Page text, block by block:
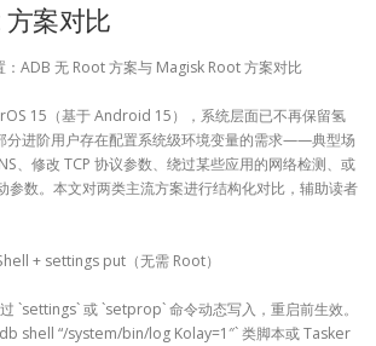
案对比
：ADB 无 Root 方案与 Magisk Root 方案对比
15（基于 Android 15），系统层面已不再保留氢
分进阶用户存在配置系统级环境变量的需求——典型场
、修改 TCP 协议参数、绕过某些应用的网络检测、或
参数。本文对两类主流方案进行结构化对比，辅助读者
+ settings put（无需 Root）
`settings` 或 `setprop` 命令动态写入，重启前生效。
shell “/system/bin/log Kolay=1″` 类脚本或 Tasker